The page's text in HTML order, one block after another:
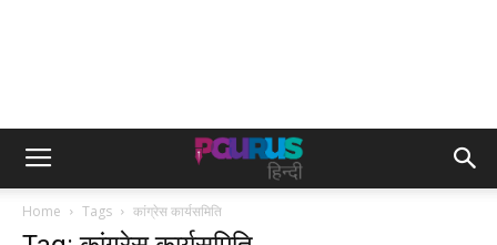
Home Tags कांग्रेस कार्यसमिति